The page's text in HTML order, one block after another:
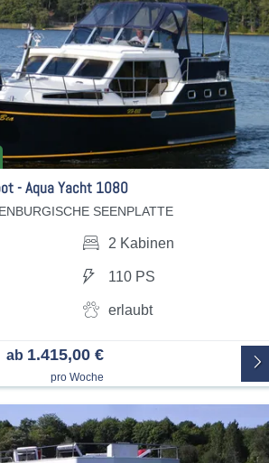
- Aqua Yacht 1080
SEENPLATTE
2 Kabinen
110 PS
erlaubt
ab 1.415,00 €
pro Woche